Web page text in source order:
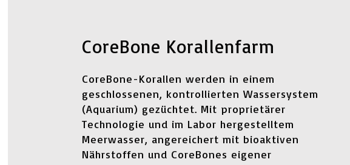
CoreBone Korallenfarm
CoreBone-Korallen werden in einem
geschlossenen, kontrollierten Wassersystem
(Aquarium) gezüchtet. Mit proprietärer
Technologie und im Labor hergestelltem
Meerwasser, angereichert mit bioaktiven
Nährstoffen und CoreBones eigener